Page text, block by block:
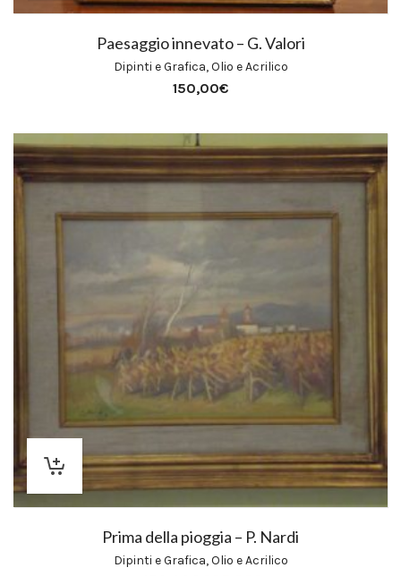
Paesaggio innevato – G. Valori
Dipinti e Grafica,Olio e Acrilico
150,00€
Prima della pioggia – P. Nardi
Dipinti e Grafica,Olio e Acrilico